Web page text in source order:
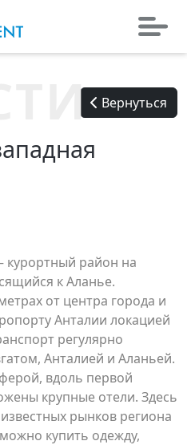
Вернуться
район на
к Аланье.
от центра города и
Анталии локацией
регулярно
Анталией и Аланьей.
вдоль первой
крупные отели. Здесь
рынков региона
купить одежду,